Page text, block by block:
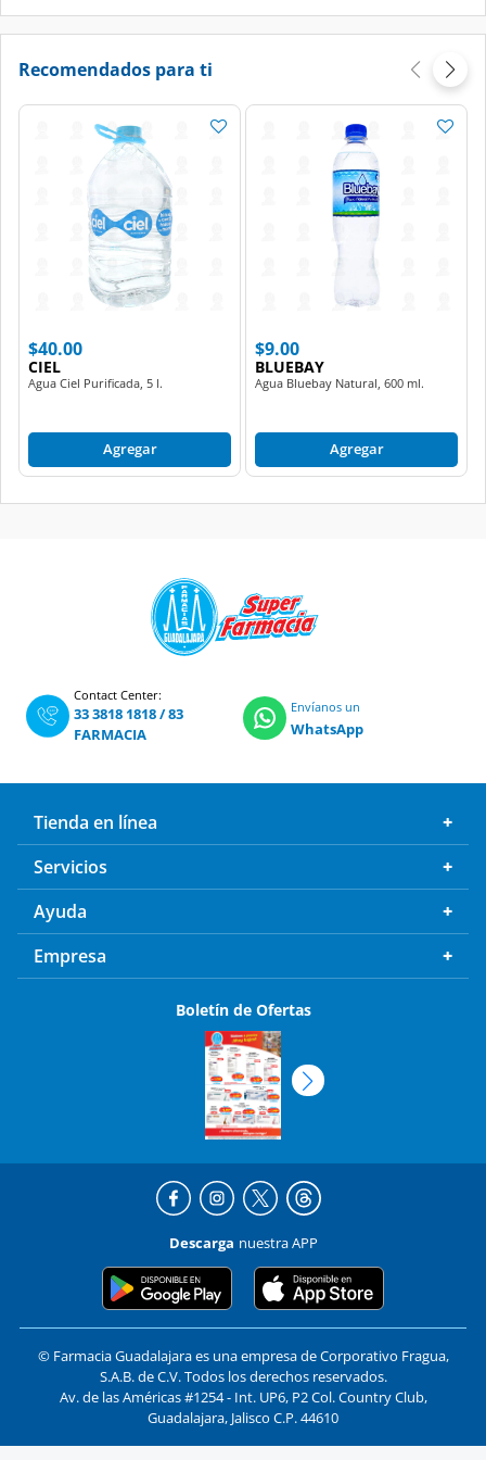
Recomendados para ti
$40.00
CIEL
Agua Ciel Purificada, 5 l.
Agregar
$9.00
BLUEBAY
Agua Bluebay Natural, 600 ml.
Agregar
Contact Center:
33 3818 1818/83
FARMACIA
Envíanos un
WhatsApp
Tienda en línea
Servicios
Ayuda
Empresa
Boletín de Ofertas
Descarga nuestra APP
© Farmacia Guadalajara es una empresa de Corporativo Fragua,
S.A.B. de C.V. Todos los derechos reservados.
Av. de las Américas #1254 - Int. UP6, P2 Col. Country Club,
Guadalajara, Jalisco C.P. 44610